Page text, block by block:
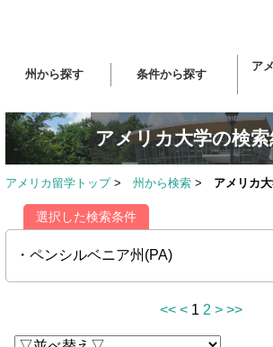
州から探す 条件から探す
ア
アメリカ大学の検索
アメリカ留学トップ > 州から検索 > アメリカ
選択した検索条件
・ペンシルベニア州(PA)
<< < 1 2 > >>